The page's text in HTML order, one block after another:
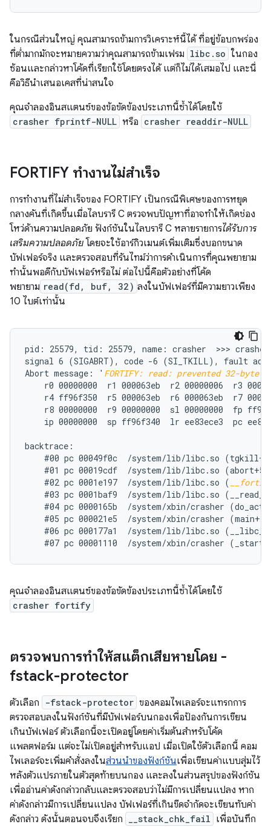
ในกรณีส่วนใหญ่ คุณสามารถข้ามการวิเคราะห์นี้ได้ ที่อยู่ข้อบกพร่อง
ที่ต่ำมากมักจะหมายความว่าคุณสามารถข้ามเฟรม libc.so ในกอง
ซ้อนและกล่าวหาโค้ดที่เรียกใช้โดยตรงได้ แต่ก็ไม่ได้เสมอไป และนี่
คือวิธีนำเสนอเคสที่น่าสนใจ
คุณจำลองอินสแตนซ์ของข้อขัดข้องประเภทนี้ซ้ำได้โดยใช้
crasher fprintf-NULL หรือ crasher readdir-NULL
FORTIFY ทำงานไม่สำเร็จ
การทำงานที่ไม่สําเร็จของ FORTIFY เป็นกรณีพิเศษของการหยุด
กลางคันที่เกิดขึ้นเมื่อไลบรารี C ตรวจพบปัญหาที่อาจทําให้เกิดช่อง
โหว่ด้านความปลอดภัย ฟังก์ชันในไลบรารี C หลายรายการได้รับการ
เสริมความปลอดภัย โดยจะใช้อาร์กิวเมนต์เพิ่มเติมซึ่งบอกขนาด
บัฟเฟอร์จริง และตรวจสอบที่รันไทม์ว่าการดำเนินการที่คุณพยายาม
ทำนั้นพอดีกับบัฟเฟอร์หรือไม่ ต่อไปนี้คือตัวอย่างที่โค้ด
พยายาม read(fd, buf, 32) ลงในบัฟเฟอร์ที่มีความยาวเพียง
10 ไบต์เท่านั้น
pid: 25579, tid: 25579, name: crasher  >>> crasher
signal 6 (SIGABRT), code -6 (SI_TKILL), fault
Abort message: ' FORTIFY: read: prevented 32-
r0 00000000  r1 000063eb  r2 00000006  r3
r4 ff96f350  r5 000063eb  r6 000063eb  r7
r8 00000000  r9 00000000  sl 00000000  fp
ip 00000000  sp ff96f340  lr ee83ece3  pc
backtrace:
#00 pc 00049f0c  /system/lib/libc.so
#01 pc 00019cdf  /system/lib/libc.so
    #02 pc 0001e197  /system/lib/libc.so (
#03 pc 0001baf9  /system/lib/libc.so
#04 pc 0000165b  /system/xbin/crasher
#05 pc 000021e5  /system/xbin/crasher
#06 pc 000177a1  /system/lib/libc.so
คุณจำลองอินสแตนซ์ของข้อขัดข้องประเภทนี้ซ้ำได้โดยใช้
crasher fortify
ตรวจพบการทําให้สแต็กเสียหายโดย -
fstack-protector
ตัวเลือก -fstack-protector ของคอมไพเลอร์จะแทรกการ
ตรวจสอบลงในฟังก์ชันที่มีบัฟเฟอร์บนกองเพื่อป้องกันการเขียน
เกินบัฟเฟอร์ ตัวเลือกนี้จะเปิดอยู่โดยค่าเริ่มต้นสำหรับโค้ด
แพลตฟอร์ม แต่จะไม่เปิดอยู่สำหรับแอป เมื่อเปิดใช้ตัวเลือกนี้ คอม
ไพเลอร์จะเพิ่มคำสั่งลงในส่วนนำของฟังก์ชันเพื่อเขียนค่าแบบสุ่มไว้
หลังตัวแปรภายในตัวสุดท้ายบนกอง และลงในส่วนสรุปของฟังก์ชัน
เพื่ออ่านค่าดังกล่าวกลับและตรวจสอบว่าไม่มีการเปลี่ยนแปลง หาก
ค่าดังกล่าวมีการเปลี่ยนแปลง บัฟเฟอร์ที่เกินขีดจำกัดจะเขียนทับค่า
ดังกล่าว ดังนั้นตอนจบจึงเรียก
__stack_chk_fail เพื่อบันทึก